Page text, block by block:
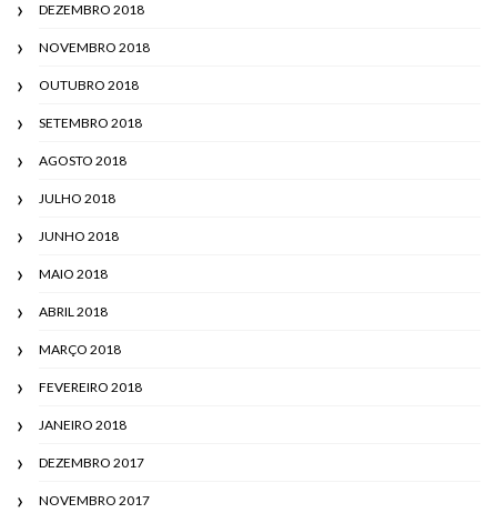
DEZEMBRO 2018
NOVEMBRO 2018
OUTUBRO 2018
SETEMBRO 2018
AGOSTO 2018
JULHO 2018
JUNHO 2018
MAIO 2018
ABRIL 2018
MARÇO 2018
FEVEREIRO 2018
JANEIRO 2018
DEZEMBRO 2017
NOVEMBRO 2017